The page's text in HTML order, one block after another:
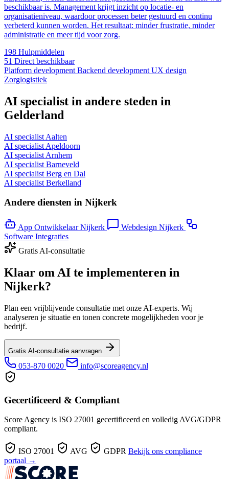
beschikbaar is. Management krijgt inzicht op locatie- en
organisatieniveau, waardoor processen beter gestuurd en continu
verbeterd kunnen worden. Het resultaat: minder frustratie, minder
administratie en meer tijd voor zorg.
198 Hulpmiddelen
51 Direct beschikbaar
Platform development Backend development UX design
Zorglogistiek
AI specialist in andere steden in
Gelderland
AI specialist Aalten
AI specialist Apeldoorn
AI specialist Arnhem
AI specialist Barneveld
AI specialist Berg en Dal
AI specialist Berkelland
Andere diensten in Nijkerk
App Ontwikkelaar Nijkerk
Webdesign Nijkerk
Software Integraties
Gratis AI-consultatie
Klaar om AI te implementeren in
Nijkerk?
Plan een vrijblijvende consultatie met onze AI-experts. Wij
analyseren je situatie en tonen concrete mogelijkheden voor je
bedrijf.
Gratis AI-consultatie aanvragen
053-870 0020 info@scoreagency.nl
Gecertificeerd & Compliant
Score Agency is ISO 27001 gecertificeerd en volledig AVG/GDPR
compliant.
ISO 27001 AVG GDPR Bekijk ons compliance
portaal →